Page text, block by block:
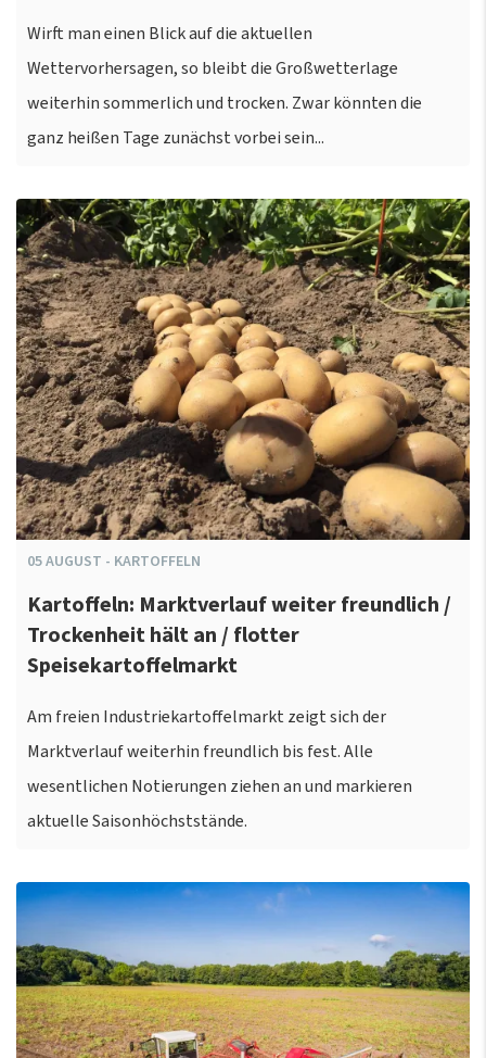
Wirft man einen Blick auf die aktuellen
Wettervorhersagen, so bleibt die Großwetterlage
weiterhin sommerlich und trocken. Zwar könnten die
ganz heißen Tage zunächst vorbei sein...
05AUGUST - KARTOFFELN
Kartoffeln: Marktverlauf weiter freundlich /
Trockenheit hält an / flotter
Speisekartoffelmarkt
Am freien Industriekartoffelmarkt zeigt sich der
Marktverlauf weiterhin freundlich bis fest. Alle
wesentlichen Notierungen ziehen an und markieren
aktuelle Saisonhöchststände.